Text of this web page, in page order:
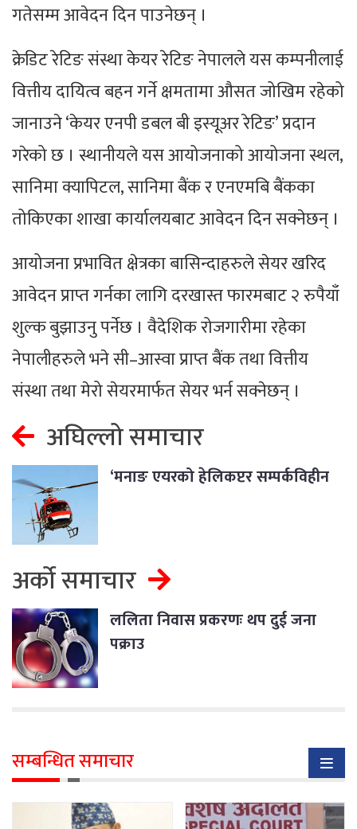
गतेसम्म आवेदन दिन पाउनेछन् ।
क्रेडिट रेटिङ संस्था केयर रेटिङ नेपालले यस कम्पनीलाई
वित्तीय दायित्व बहन गर्ने क्षमतामा औसत जोखिम रहेको
जानाउने ‘केयर एनपी डबल बी इस्यूअर रेटिङ’ प्रदान
गरेको छ । स्थानीयले यस आयोजनाको आयोजना स्थल,
सानिमा क्यापिटल, सानिमा बैंक र एनएमबि बैंकका
तोकिएका शाखा कार्यालयबाट आवेदन दिन सक्नेछन् ।
आयोजना प्रभावित क्षेत्रका बासिन्दाहरुले सेयर खरिद
आवेदन प्राप्त गर्नका लागि दरखास्त फारमबाट २ रुपैयाँ
शुल्क बुझाउनु पर्नेछ । वैदेशिक रोजगारीमा रहेका
नेपालीहरुले भने सी–आस्वा प्राप्त बैंक तथा वित्तीय
संस्था तथा मेरो सेयरमार्फत सेयर भर्न सक्नेछन् ।
अघिल्लो समाचार
‘मनाङ एयरको हेलिकप्टर सम्पर्कविहीन
अर्को समाचार
ललिता निवास प्रकरणः थप दुई जना
पक्राउ
सम्बन्धित समाचार